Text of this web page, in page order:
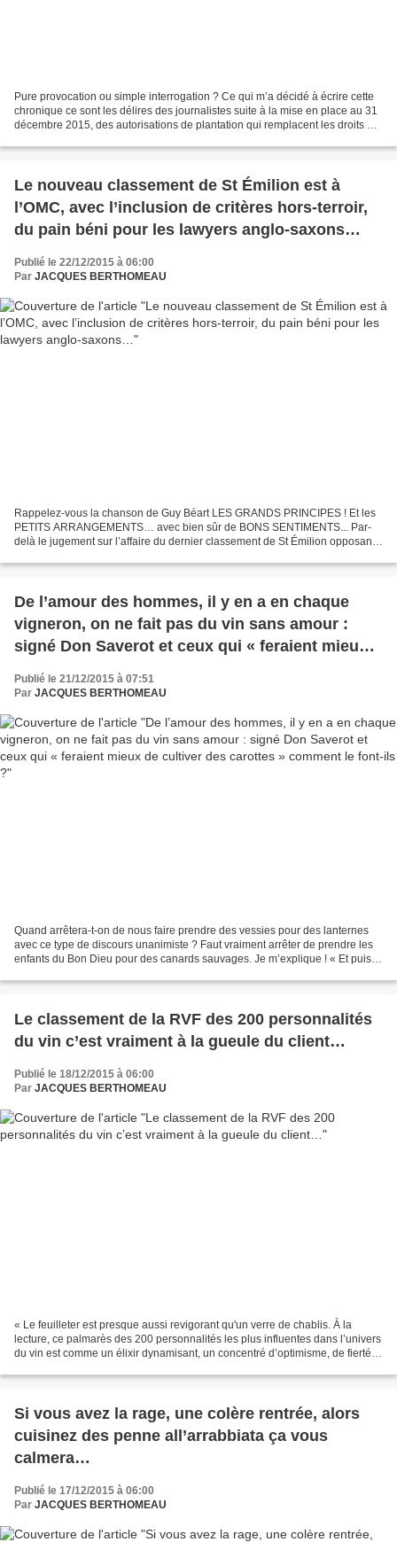
Pure provocation ou simple interrogation ? Ce qui m’a décidé à écrire cette
chronique ce sont les délires des journalistes suite à la mise en place au 31
décembre 2015, des autorisations de plantation qui remplacent les droits de
Le nouveau classement de St Émilion est à
l’OMC, avec l’inclusion de critères hors-terroir,
du pain béni pour les lawyers anglo-saxons…
Publié le 22/12/2015 à 06:00
Par JACQUES BERTHOMEAU
Rappelez-vous la chanson de Guy Béart LES GRANDS PRINCIPES ! Et les
PETITS ARRANGEMENTS… avec bien sûr de BONS SENTIMENTS... Par-
delà le jugement sur l’affaire du dernier classement de St Émilion opposant
De l’amour des hommes, il y en a en chaque
vigneron, on ne fait pas du vin sans amour :
signé Don Saverot et ceux qui « feraient mieux
de cultiver des carottes » comment le font-ils ?
Publié le 21/12/2015 à 07:51
Par JACQUES BERTHOMEAU
Quand arrêtera-t-on de nous faire prendre des vessies pour des lanternes
avec ce type de discours unanimiste ? Faut vraiment arrêter de prendre les
enfants du Bon Dieu pour des canards sauvages. Je m’explique ! « Et puis,
Le classement de la RVF des 200 personnalités
du vin c’est vraiment à la gueule du client…
Publié le 18/12/2015 à 06:00
Par JACQUES BERTHOMEAU
« Le feuilleter est presque aussi revigorant qu'un verre de chablis. À la
lecture, ce palmarès des 200 personnalités les plus influentes dans l’univers
du vin est comme un élixir dynamisant, un concentré d’optimisme, de fierté,
Si vous avez la rage, une colère rentrée, alors
cuisinez des penne all’arrabbiata ça vous
calmera…
Publié le 17/12/2015 à 06:00
Par JACQUES BERTHOMEAU